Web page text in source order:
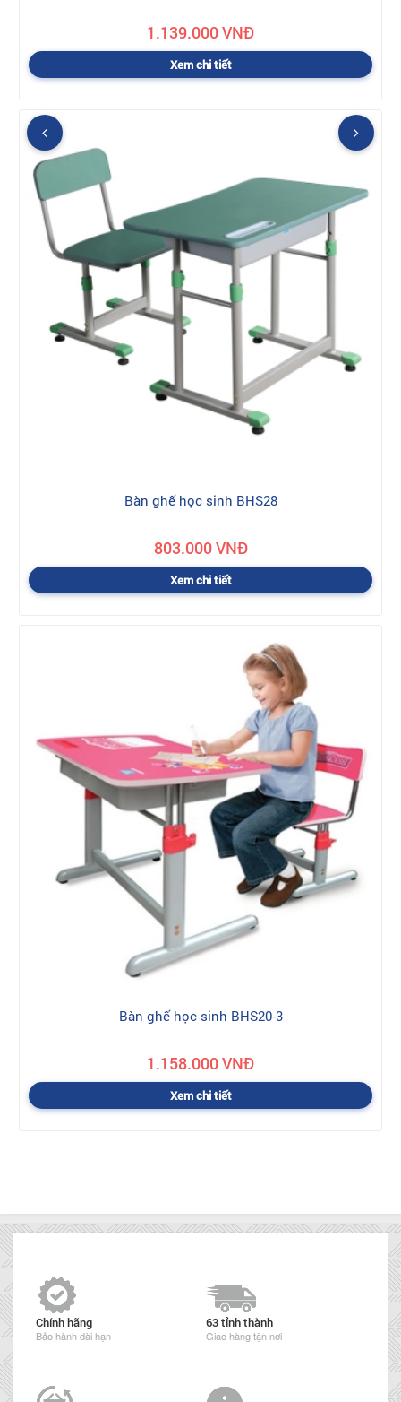
1.139.000 VNĐ
Xem chi tiết
Bàn ghế học sinh BHS28
803.000 VNĐ
Xem chi tiết
Bàn ghế học sinh BHS20-3
1.158.000 VNĐ
Xem chi tiết
Chính hãng
Bảo hành dài hạn
63 tỉnh thành
Giao hàng tận nơi